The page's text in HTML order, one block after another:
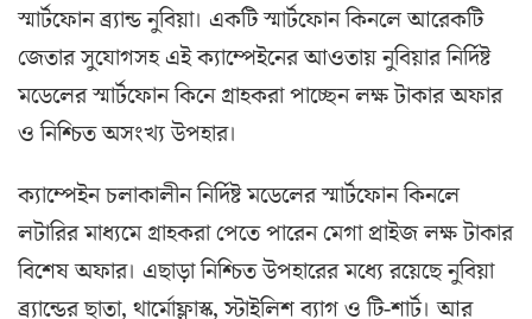
স্মার্টফোন ব্র্যান্ড নুবিয়া। একটি স্মার্টফোন কিনলে আরেকটি
জেতার সুযোগসহ এই ক্যাম্পেইনের আওতায় নুবিয়ার নির্দিষ্ট
মডেলের স্মার্টফোন কিনে গ্রাহকরা পাচ্ছেন লক্ষ টাকার অফার
ও নিশ্চিত অসংখ্য উপহার।
ক্যাম্পেইন চলাকালীন নির্দিষ্ট মডেলের স্মার্টফোন কিনলে
লটারির মাধ্যমে গ্রাহকরা পেতে পারেন মেগা প্রাইজ লক্ষ টাকার
বিশেষ অফার। এছাড়া নিশ্চিত উপহারের মধ্যে রয়েছে নুবিয়া
ব্র্যান্ডের ছাতা, থার্মোফ্লাস্ক, স্টাইলিশ ব্যাগ ও টি-শার্ট। আর